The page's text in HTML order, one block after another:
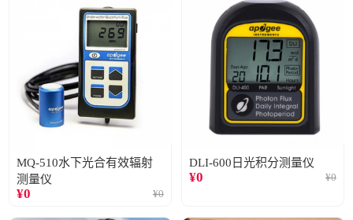
MQ-510水下光合有效辐射
测量仪
¥0 ¥0
DLI-600日光积分测量仪
¥0 ¥0